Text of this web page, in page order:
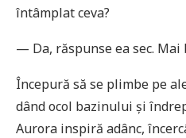
întâmplat ceva?
— Da, răspunse ea sec. Mai
Începură să se plimbe pe
dând ocol bazinului și
Aurora inspiră adânc,